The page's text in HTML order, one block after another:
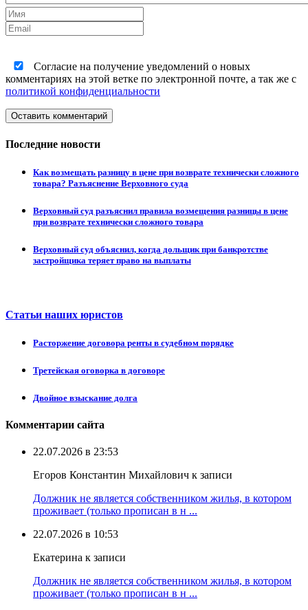
Согласие на получение уведомлений о новых
комментариях на этой ветке по электронной почте, а так же с
политикой конфиденциальности
Оставить комментарий
Последние новости
Как возмещать разницу в цене при возврате технически сложного
товара? Разъяснение Верховного суда
Верховный суд разъяснил правила возмещения разницы в цене
при возврате технически сложного товара
Верховный суд объяснил, когда дольщик при банкротстве
застройщика теряет право на выплаты
Статьи наших юристов
Расторжение договора ренты в судебном порядке
Третейская оговорка в договоре
Двойное взыскание долга
Комментарии сайта
22.07.2026 в 23:53
Егоров Константин Михайлович к записи
Должник не является собственником жилья, в котором
проживает (только прописан в н ...
22.07.2026 в 10:53
Екатерина к записи
Должник не является собственником жилья, в котором
проживает (только прописан в н ...